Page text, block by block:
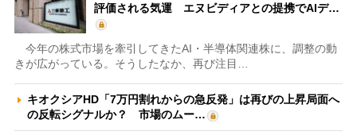
評価される気運 エヌビディアとの提携でAIデ…
今年の株式市場を牽引してきたAI・半導体関連株に、調整の動
きが広がっている。そうしたなか、再び注目…
キオクシアHD「7万円割れからの急反発」は再びの上昇局面へ
の反転シグナルか？ 市場のムー…